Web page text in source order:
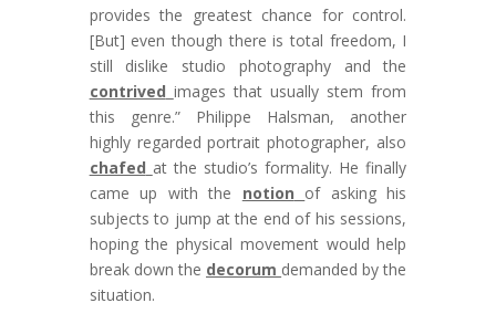
provides the greatest chance for control.
[But] even though there is total freedom, I
still dislike studio photography and the
contrived images that usually stem from
this genre.” Philippe Halsman, another
highly regarded portrait photographer, also
chafed at the studio’s formality. He finally
came up with the notion of asking his
subjects to jump at the end of his sessions,
hoping the physical movement would help
break down the decorum demanded by the
situation.